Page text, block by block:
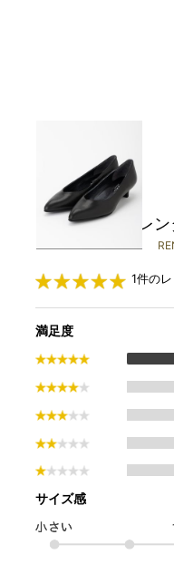
レ
1件の
満足度
サイズ感